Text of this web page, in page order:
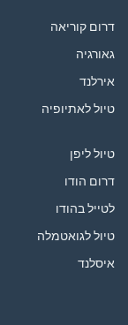
דרום קוריאה
גאורגיה
אירלנד
טיול לאתיופיה
טיול ליפן
דרום הודו
לטייל בהודו
טיול לגואטמלה
איסלנד